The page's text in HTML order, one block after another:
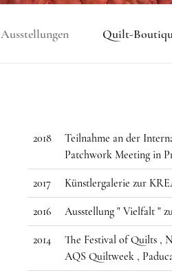
Ausstellungen Quilt-
2018
Teilnahme an der
Patchwork Meeting in
2017 Künstlergalerie zur
2016 Ausstellung " Vielfalt "
2014
The Festival of Quilts ,
AQS Quiltweek ,